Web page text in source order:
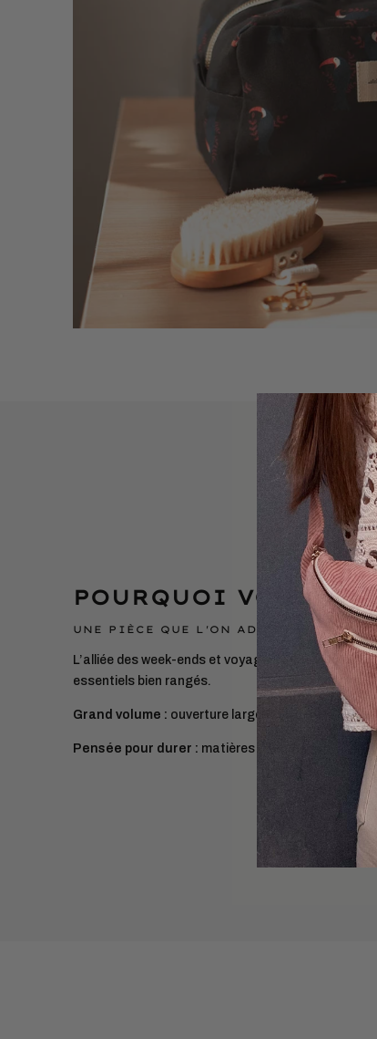
POURQUOI VOUS
UNE PIÈCE QUE L'ON ADOPTE ET QUE
L’alliée des week-ends et voyages. Elle vous
essentiels bien rangés.
Grand volume : ouverture large, tout est visible en
Pensée pour durer : matières européennes,